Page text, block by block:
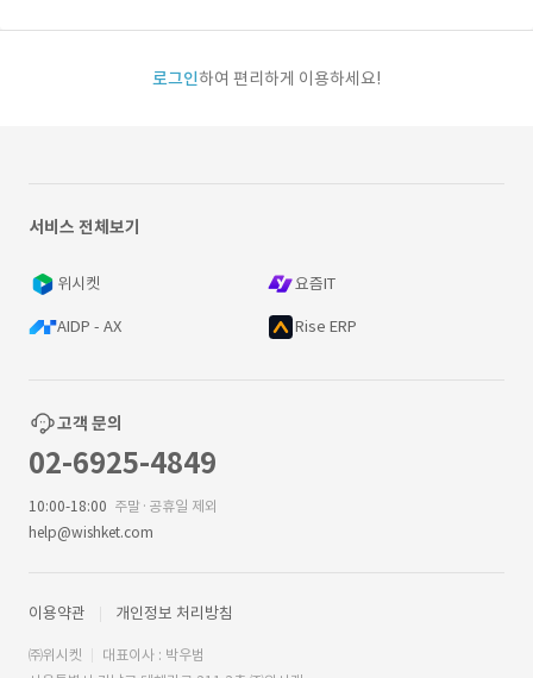
로그인하여 편리하게 이용하세요!
서비스 전체보기
위시켓 요즘IT
AIDP - AX Rise ERP
고객 문의
02-6925-4849
10:00-18:00 주말·공휴일 제외
help@wishket.com
이용약관 개인정보 처리방침
㈜위시켓
대표이사 : 박우범